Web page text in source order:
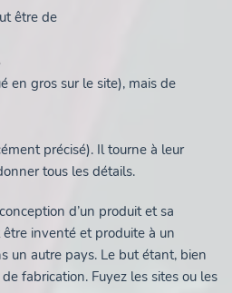
être de
en gros sur le site), mais de
précisé). Il tourne à leur
tous les détails.
d’un produit et sa
inventé et produite à un
un autre pays. Le but étant, bien
fabrication. Fuyez les sites ou les